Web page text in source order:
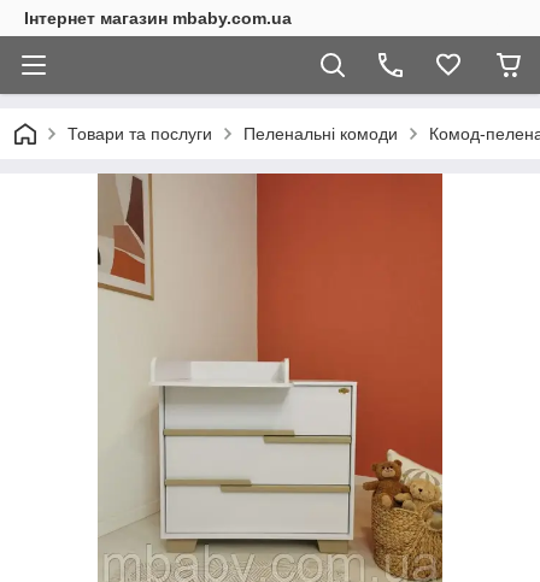
Інтернет магазин mbaby.com.ua
Товари та послуги Пеленальні комоди Комод-